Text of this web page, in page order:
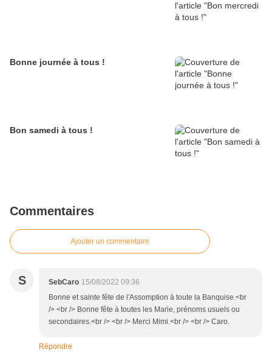
Bonne journée à tous !
Bon samedi à tous !
Commentaires
Ajouter un commentaire
S SebCaro 15/08/2022 09:36
Bonne et sainte fête de l'Assomption à toute la Banquise.<br
/> <br /> Bonne fête à toutes les Marie, prénoms usuels ou
secondaires.<br /> <br /> Merci Mimi.<br /> <br /> Caro.
Répondre